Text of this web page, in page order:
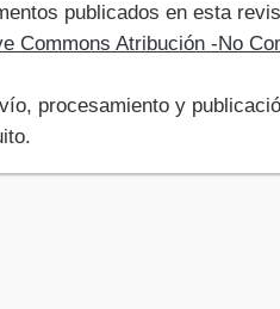
publicados en esta
Commons Atribución -No
procesamiento y